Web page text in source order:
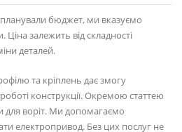
бюджет, ми вказуємо
Ціна залежить від складності
деталей.
та кріплень дає змогу
конструкції. Окремою статтею
для воріт. Ми допомагаємо
електропривод. Без цих послуг не